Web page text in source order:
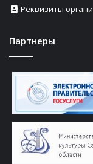
Реквизиты
Партнеры